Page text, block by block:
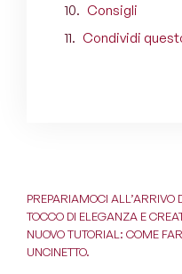
Consigli
Condividi
PREPARIAMOCI ALL’ARRIVO
TOCCO DI ELEGANZA E
NUOVO TUTORIAL: COME
UNCINETTO.